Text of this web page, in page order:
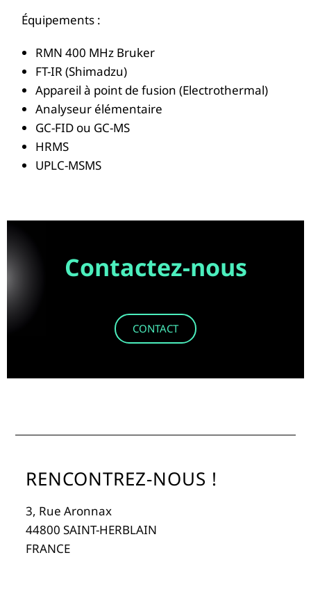
Équipements :
RMN 400 MHz Bruker
FT-IR (Shimadzu)
Appareil à point de fusion (Electrothermal)
Analyseur élémentaire
GC-FID ou GC-MS
HRMS
UPLC-MSMS
Contactez-nous
CONTACT
RENCONTREZ-NOUS !
3, Rue Aronnax
44800 SAINT-HERBLAIN
FRANCE